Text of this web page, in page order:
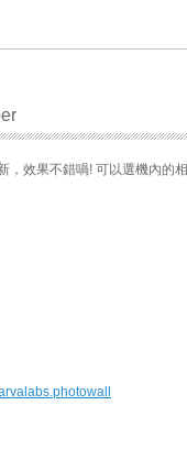
，效果不錯喎! 可以選機內的